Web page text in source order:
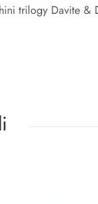
trilogy Davite &